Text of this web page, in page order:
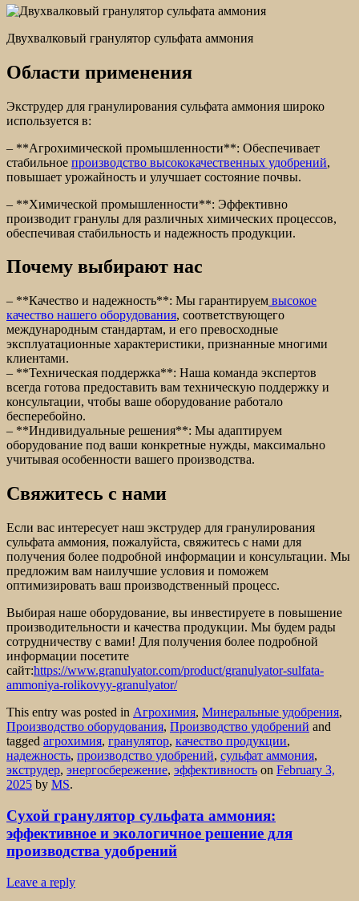
Двухвалковый гранулятор сульфата аммония
Области применения
Экструдер для гранулирования сульфата аммония широко
используется в:
– **Агрохимической промышленности**: Обеспечивает
стабильное производство высококачественных удобрений,
повышает урожайность и улучшает состояние почвы.
– **Химической промышленности**: Эффективно
производит гранулы для различных химических процессов,
обеспечивая стабильность и надежность продукции.
Почему выбирают нас
– **Качество и надежность**: Мы гарантируем высокое
качество нашего оборудования, соответствующего
международным стандартам, и его превосходные
эксплуатационные характеристики, признанные многими
клиентами.
– **Техническая поддержка**: Наша команда экспертов
всегда готова предоставить вам техническую поддержку и
консультации, чтобы ваше оборудование работало
бесперебойно.
– **Индивидуальные решения**: Мы адаптируем
оборудование под ваши конкретные нужды, максимально
учитывая особенности вашего производства.
Свяжитесь с нами
Если вас интересует наш экструдер для гранулирования
сульфата аммония, пожалуйста, свяжитесь с нами для
получения более подробной информации и консультации. Мы
предложим вам наилучшие условия и поможем
оптимизировать ваш производственный процесс.
Выбирая наше оборудование, вы инвестируете в повышение
производительности и качества продукции. Мы будем рады
сотрудничеству с вами! Для получения более подробной
информации посетите
сайт:https://www.granulyator.com/product/granulyator-sulfata-
ammoniya-rolikovyy-granulyator/
This entry was posted in Агрохимия, Минеральные удобрения,
Производство оборудования, Производство удобрений and
tagged агрохимия, гранулятор, качество продукции,
надежность, производство удобрений, сульфат аммония,
экструдер, энергосбережение, эффективность on February 3,
2025 by MS.
Сухой гранулятор сульфата аммония:
эффективное и экологичное решение для
производства удобрений
Leave a reply